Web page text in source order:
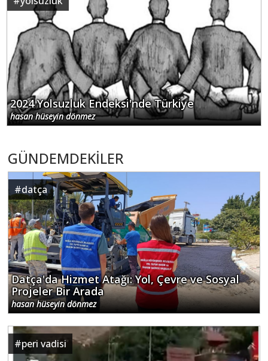
2024 Yolsuzluk Endeksi'nde Türkiye
hasan hüseyin dönmez
GÜNDEMDEKİLER
#datça
Datça'da Hizmet Atağı: Yol, Çevre ve Sosyal
Projeler Bir Arada
hasan hüseyin dönmez
#peri vadisi